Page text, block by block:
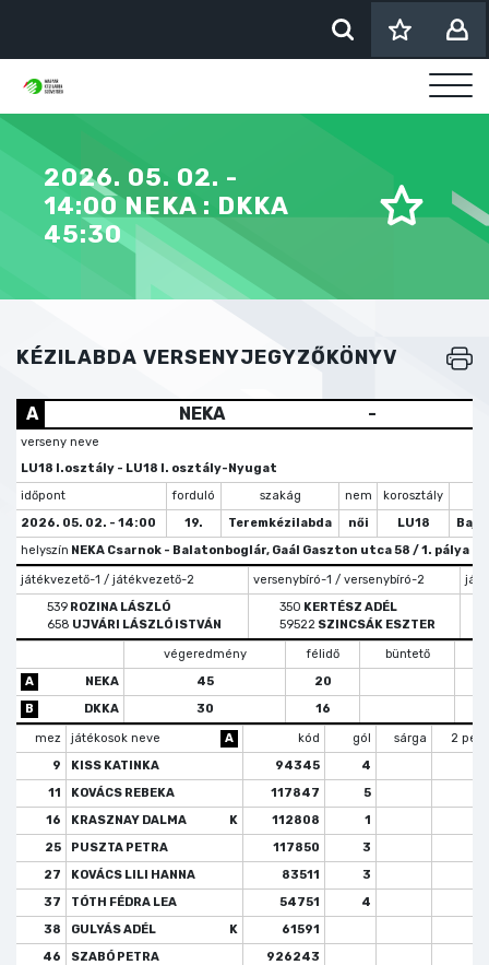
2026. 05. 02. -
14:00 NEKA : DKKA
45:30
KÉZILABDA VERSENYJEGYZŐKÖNYV
A NEKA -
verseny neve
LU18 I.osztály - LU18 I. osztály-Nyugat
időpont
forduló szakág nem korosztály
2026. 05. 02. - 14:00
19. Teremkézilabda női LU18
helyszín NEKA Csarnok - Balatonboglár, Gaál Gaszton utca 58 / 1. pálya
játékvezető-1 / játékvezető-2 versenybíró-1 / versenybíró-2
539 ROZINA LÁSZLÓ
658 UJVÁRI LÁSZLÓ ISTVÁN
350 KERTÉSZ ADÉL
59522 SZINCSÁK ESZTER
végeredmény félidő büntető
A
NEKA 45
20
B
DKKA 30 16
mez játékosok neve A kód gól sárga
2 perc
9
KISS KATINKA 94345
4
11
KOVÁCS REBEKA 117847
5
16
KRASZNAY DALMA K 112808
1
25
PUSZTA PETRA 117850 3
27
KOVÁCS LILI HANNA 83511
3
37
TÓTH FÉDRA LEA 54751
4
38
GULYÁS ADÉL K
61591
46
SZABÓ PETRA
926243